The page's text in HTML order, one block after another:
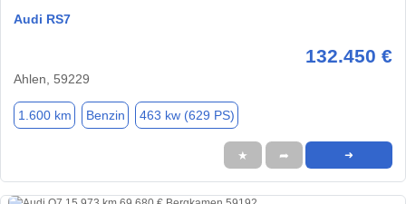
Audi RS7
132.450 €
Ahlen, 59229
1.600 km Benzin 463 kw (629 PS)
★ ➦ ➜